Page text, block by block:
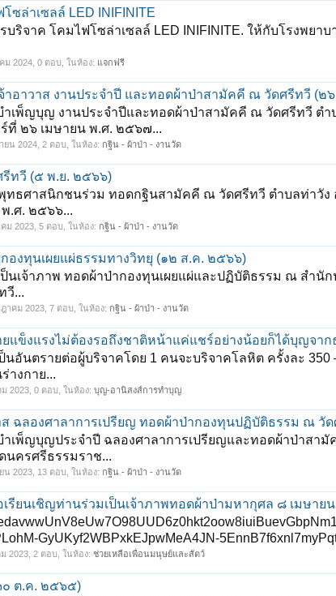
ซล่าเซลล์ LED INIFINITE
ริจาค โคมไฟโซล่าเซลล์ LED INIFINITE. ให้กับโรงพย
ม 2024 , 0 ตอบ, ในห้อง: แจกฟรี
อาวาส งานประจำปี และทอดผ้าป่าสามัคคี ณ วัดศรีทวี (๒
ำเพ็ญบุญ งานประจำปีและทอดผ้าป่าสามัคคี ณ วัดศรีทวี ตำ
ที่ ๒๖ เมษายน พ.ศ. ๒๕๖๗...
ยน 2024 , 2 ตอบ, ในห้อง: กฐิน - ผ้าป่า - งานวัด
ทวี (๕ พ.ย. ๒๕๖๖)
ทธศาสนิกชนร่วม ทอดกฐินสามัคคี ณ วัดศรีทวี ตำบลท่าวัง
.ศ. ๒๕๖๖...
ม 2023 , 5 ตอบ, ในห้อง: กฐิน - ผ้าป่า - งานวัด
งทุนเผยแผ่ธรรมทางวิทยุ (๑๒ ส.ค. ๒๕๖๖)
ป็นเจ้าภาพ ทอดผ้าป่ากองทุนเผยแผ่และปฏิบัติธรรม ณ สำนั
วี...
าคม 2023 , 7 ตอบ, ในห้อง: กฐิน - ผ้าป่า - งานวัด
แข็งแรงไม่ต้องรอถึงชาติหน้าแค่แชร์อย่างน้อยก็ได้บุญจา
นอันตรายต่อผู้บริจาคโดย 1 คนจะบริจาคโลหิต ครั้งละ 350
างกาย...
2023 , 0 ตอบ, ในห้อง: บุญ-อานิสงส์การทำบุญ
ฉลองศาลาการเปรียญ ทอดผ้าป่ากองทุนปฏิบัติธรรม ณ วั
ำเพ็ญบุญประจำปี ฉลองศาลาการเปรียญและทอดผ้าป่าสามั
นครศรีธรรมราช...
น 2023 , 13 ตอบ, ในห้อง: กฐิน - ผ้าป่า - งานวัด
รียนเชิญท่านร่วมเป็นเจ้าภาพทอดผ้าป่ามหากุศล ๘ เมษาย
GyUKyf2WBPxkEJpwMeA4JN-
2023 , 2 ตอบ, ในห้อง: ช่วยเหลือเพื่อนมนุษย์และสัตว์
ต.ค. ๒๕๖๕)